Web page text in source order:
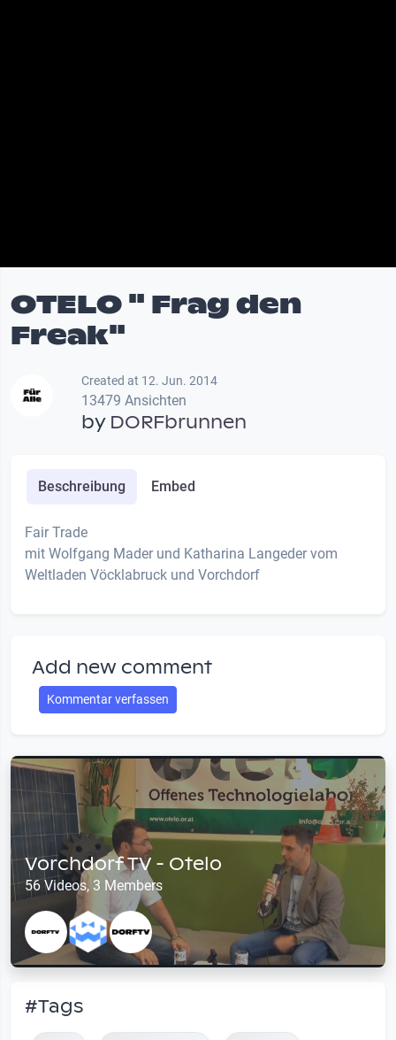
OTELO " Frag den
Freak"
Created at 12. Jun. 2014
13479 Ansichten
by DORFbrunnen
Beschreibung Embed
Fair Trade
mit Wolfgang Mader und Katharina Langeder vom
Weltladen Vöcklabruck und Vorchdorf
Add new comment
Kommentar verfassen
Vorchdorf TV - Otelo
56 Videos, 3 Members
#Tags